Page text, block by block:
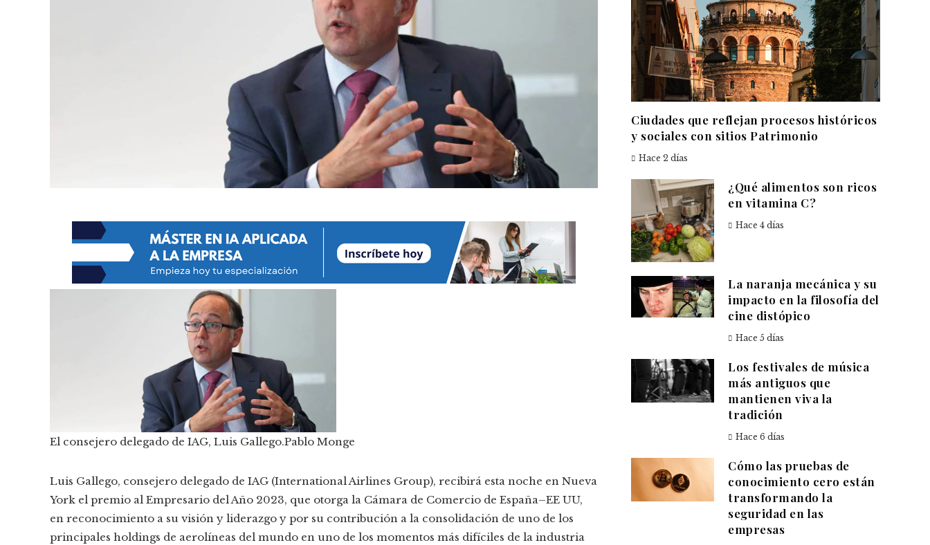
El consejero delegado de IAG, Luis Gallego.Pablo Monge
Luis Gallego, consejero delegado de IAG (International Airlines Group), recibirá esta noche en Nueva
York el premio al Empresario del Año 2023, que otorga la Cámara de Comercio de España–EE UU,
en reconocimiento a su visión y liderazgo y por su contribución a la consolidación de uno de los
principales holdings de aerolíneas del mundo en uno de los momentos más difíciles de la industria
Ciudades que reflejan procesos históricos
y sociales con sitios Patrimonio
Hace 2 días
¿Qué alimentos son ricos
en vitamina C?
Hace 4 días
La naranja mecánica y su
impacto en la filosofía del
cine distópico
Hace 5 días
Los festivales de música
más antiguos que
mantienen viva la
tradición
Hace 6 días
Cómo las pruebas de
conocimiento cero están
transformando la
seguridad en las
empresas